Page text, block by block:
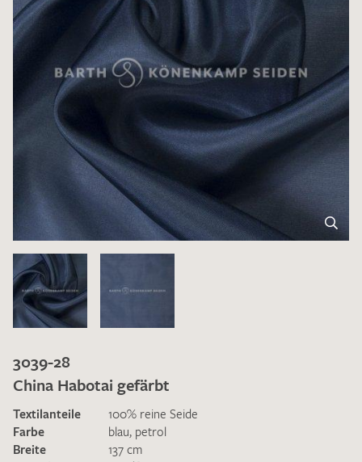
3039-28
China Habotai gefärbt
Textilanteile
100% reine Seide
Farbe
blau, petrol
Breite
137 cm